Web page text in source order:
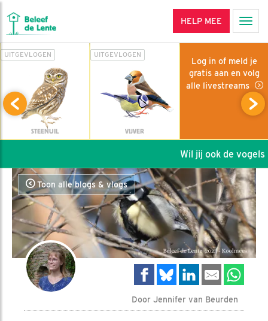
HELP MEE
UITGEVLOGEN
STEENUIL
UITGEVLOGEN
VIJVER
Log in of meld je
gratis aan en volg
alle livestreams
Wil jij ook de vogels
Toon alle blogs & vlogs
Door Jennifer van Beurden